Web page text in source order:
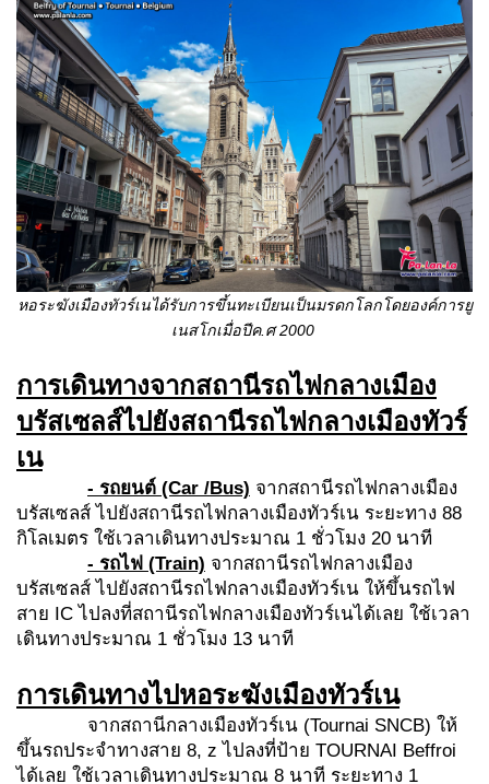
หอระฆังเมืองทัวร์เนได้รับการขึ้นทะเบียนเป็นมรดกโลกโดยองค์การยู
เนสโกเมื่อปีค.ศ 2000
การเดินทางจากสถานีรถไฟกลางเมือง
บรัสเซลส์ไปยังสถานีรถไฟกลางเมืองทัวร์
เน
- รถยนต์ (Car /Bus) จากสถานีรถไฟกลางเมือง
บรัสเซลส์ ไปยังสถานีรถไฟกลางเมืองทัวร์เน ระยะทาง 88
กิโลเมตร ใช้เวลาเดินทางประมาณ 1 ชั่วโมง 20 นาที
- รถไฟ (Train) จากสถานีรถไฟกลางเมือง
บรัสเซลส์ ไปยังสถานีรถไฟกลางเมืองทัวร์เน ให้ขึ้นรถไฟ
สาย IC ไปลงที่สถานีรถไฟกลางเมืองทัวร์เนได้เลย ใช้เวลา
เดินทางประมาณ 1 ชั่วโมง 13 นาที
การเดินทางไปหอระฆังเมืองทัวร์เน
จากสถานีกลางเมืองทัวร์เน (Tournai SNCB) ให้
ขึ้นรถประจำทางสาย 8, z ไปลงที่ป้าย TOURNAI Beffroi
ได้เลย ใช้เวลาเดินทางประมาณ 8 นาที ระยะทาง 1